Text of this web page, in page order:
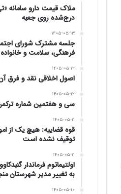
ملاک قیمت دارو سامانه
درج‌شده روی جعبه
۱۴۰۵-۰۵-۱۳
جلسه مشترک شورای
فرهنگی، سلامت و
۱۴۰۵-۰۵-۱۲
اصول اخلاقی نقد و فرق
۱۴۰۵-۰۵-۱۲
سی و هفتمین شماره
۱۴۰۵-۰۵-۱۱
قوه قضاییه: هیچ یک از
توقیف نشده است
۱۴۰۵-۰۵-۱۱
اولتیماتوم فرماندار
به تغییر مدیر شهرستان
۱۴۰۵-۰۵-۱۰